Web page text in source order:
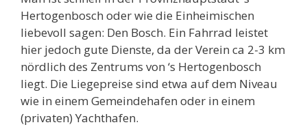
Hertogenbosch oder wie die Einheimischen
liebevoll sagen: Den Bosch. Ein Fahrrad leistet
hier jedoch gute Dienste, da der Verein ca 2-3 km
nördlich des Zentrums von ‘s Hertogenbosch
liegt. Die Liegepreise sind etwa auf dem Niveau
wie in einem Gemeindehafen oder in einem
(privaten) Yachthafen.